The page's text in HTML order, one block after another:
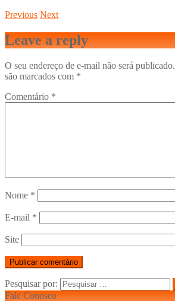
Previous Next
Leave a reply
O seu endereço de e-mail não será publicado.
são marcados com *
Comentário *
Nome *
E-mail *
Site
Pesquisar por:
Fale Conosco